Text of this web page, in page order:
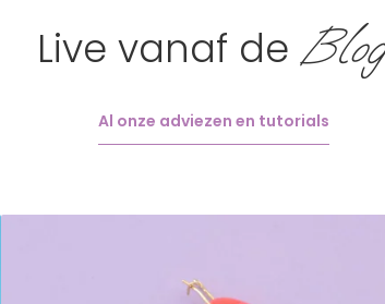
Live vanaf de Blog
Al onze adviezen en tutorials